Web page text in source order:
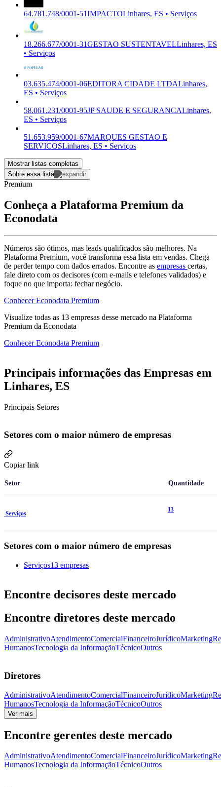
64.781.748/0001-51IMPACTOLinhares, ES • Serviços
18.266.677/0001-31GESTAO SUSTENTAVELLinhares, ES
• Serviços
03.635.474/0001-06EDITORA CIDADE LTDALinhares,
ES • Serviços
58.061.231/0001-95JP SAUDE E SEGURANCALinhares,
ES • Serviços
51.653.959/0001-67MARQUES GESTAO E
SERVICOSLinhares, ES • Serviços
Mostrar listas completas
Sobre essa lista
Premium
Conheça a Plataforma Premium da
Econodata
Números são ótimos, mas leads qualificados são melhores. Na
Plataforma Premium, você transforma essa lista em vendas. Chega
de perder tempo com dados errados. Encontre as empresas certas,
fale direto com os decisores (com e-mails e telefones validados) e
foque no que importa: fechar negócio.
Conhecer Econodata Premium
Visualize todas as 13 empresas desse mercado na Plataforma
Premium da Econodata
Conhecer Econodata Premium
Principais informações das Empresas em
Linhares, ES
Principais Setores
Setores com o maior número de empresas
Copiar link
Setor Quantidade
Serviços
13
Setores com o maior número de empresas
Serviços13 empresas
Encontre decisores deste mercado
Encontre diretores deste mercado
AdministrativoAtendimentoComercialFinanceiroJurídicoMarketing
HumanosTecnologia da InformaçãoTécnicoOutros
Diretores
AdministrativoAtendimentoComercialFinanceiroJurídicoMarketing
HumanosTecnologia da InformaçãoTécnicoOutros
Ver mais
Encontre gerentes deste mercado
AdministrativoAtendimentoComercialFinanceiroJurídicoMarketing
HumanosTecnologia da InformaçãoTécnicoOutros